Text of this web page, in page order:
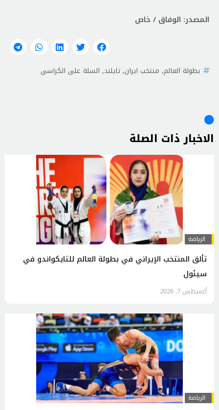
المصدر: الوفاق / خاص
بطولة العالم, منتخب ايران,تايلند, السلة على الكراسي
الاخبار ذات الصلة
الرياضة
تألق المنتخب الإيراني في بطولة العالم للتايكواندو في
سيئول
أغسطس 7, 2026
الرياضة